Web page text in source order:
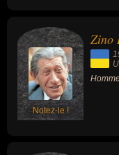
Notez-le !
Zino